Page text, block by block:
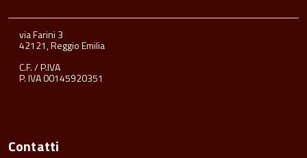
via Farini 3
42121, Reggio Emilia
C.F. / P.IVA
P. IVA 00145920351
Contatti